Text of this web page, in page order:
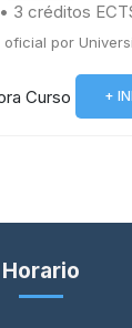
Derecho
Institucional
3 créditos
por
+
Horario